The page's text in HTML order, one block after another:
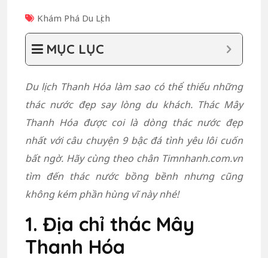
Khám Phá Du Lịch
MỤC LỤC
Du lịch Thanh Hóa làm sao có thể thiếu những
thác nước đẹp say lòng du khách. Thác Mây
Thanh Hóa được coi là dòng thác nước đẹp
nhất với câu chuyện 9 bậc đá tình yêu lôi cuốn
bất ngờ. Hãy cùng theo chân Timnhanh.com.vn
tìm đến thác nước bồng bềnh nhưng cũng
không kém phần hùng vĩ này nhé!
1. Địa chỉ thác Mây
Thanh Hóa